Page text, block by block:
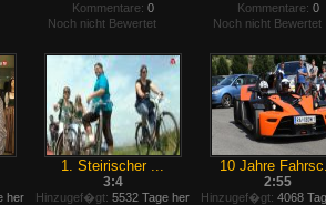
Kommentare: 0
Noch nicht Bewertet
Kommentare: 0
Noch nicht Bewertet
her
1. Steirischer ...
3:4
Hinzugef�gt: 5532 Tage her
10 Jahre
2:55
Hinzugef�gt: 4068